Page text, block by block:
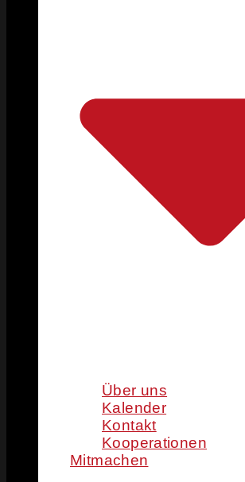
Über uns
Kalender
Kontakt
Kooperationen
Mitmachen